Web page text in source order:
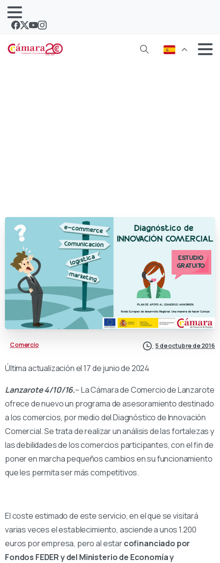
Comercio 5 de octubre de 2016
Última actualización el 17 de junio de 2024
Lanzarote 4/10/16.– La Cámara de Comercio de Lanzarote
ofrece de nuevo un programa de asesoramiento destinado
a los comercios, por medio del Diagnóstico de Innovación
Comercial. Se trata de realizar un análisis de las fortalezas y
las debilidades de los comercios participantes, con el fin de
poner en marcha pequeños cambios en su funcionamiento
que les permita ser más competitivos.
El coste estimado de este servicio, en el que se visitará
varias veces el establecimiento, asciende a unos 1.200
euros por empresa, pero al estarcofinanciado por
Fondos FEDER y del Ministerio de Economía y